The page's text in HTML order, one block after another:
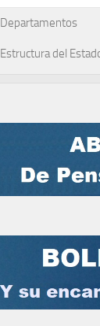
Departamentos
Estructura del